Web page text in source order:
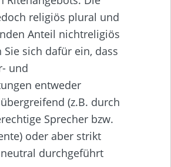
religiös plural und
Anteil nichtreligiös
Sie sich dafür ein, dass
und
entweder
(z.B. durch
Sprecher bzw.
oder aber strikt
durchgeführt